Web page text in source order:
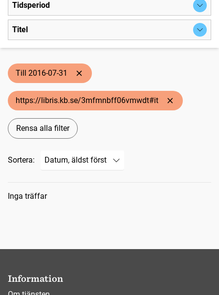
Tidsperiod
Titel
Till 2016-07-31
https://libris.kb.se/3mfmnbff06vmwdt#it
Rensa alla filter
Sortera:
Sökresultat
Inga träffar
Information